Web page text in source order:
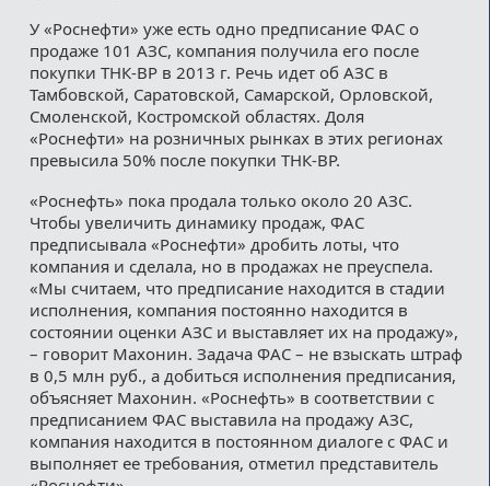
У «Роснефти» уже есть одно предписание ФАС о
продаже 101 АЗС, компания получила его после
покупки ТНК-BP в 2013 г. Речь идет об АЗС в
Тамбовской, Саратовской, Самарской, Орловской,
Смоленской, Костромской областях. Доля
«Роснефти» на розничных рынках в этих регионах
превысила 50% после покупки ТНК-BP.
«Роснефть» пока продала только около 20 АЗС.
Чтобы увеличить динамику продаж, ФАС
предписывала «Роснефти» дробить лоты, что
компания и сделала, но в продажах не преуспела.
«Мы считаем, что предписание находится в стадии
исполнения, компания постоянно находится в
состоянии оценки АЗС и выставляет их на продажу»,
– говорит Махонин. Задача ФАС – не взыскать штраф
в 0,5 млн руб., а добиться исполнения предписания,
объясняет Махонин. «Роснефть» в соответствии с
предписанием ФАС выставила на продажу АЗС,
компания находится в постоянном диалоге с ФАС и
выполняет ее требования, отметил представитель